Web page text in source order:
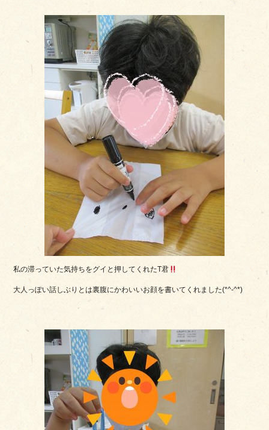
私の滞っていた気持ちをグイと押してくれたT君
大人っぽい話しぶりとは裏腹にかわいいお顔を書いてくれました(*^-^*)